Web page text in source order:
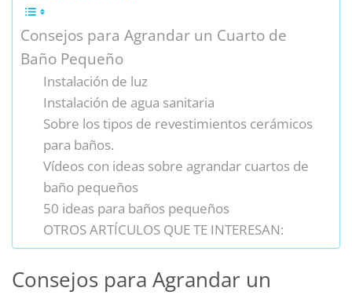
Consejos para Agrandar un Cuarto de
Baño Pequeño
Instalación de luz
Instalación de agua sanitaria
Sobre los tipos de revestimientos cerámicos
para baños.
Vídeos con ideas sobre agrandar cuartos de
baño pequeños
50 ideas para baños pequeños
OTROS ARTÍCULOS QUE TE INTERESAN:
Consejos para Agrandar un